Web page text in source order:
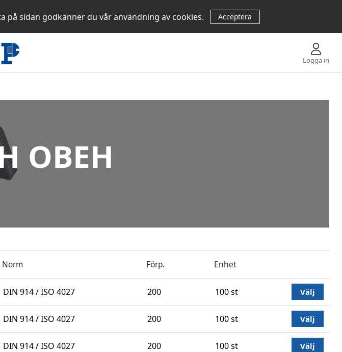
på sidan godkänner du vår användning av cookies. Acceptera
Logga in
OBEH
Norm Förp. Enhet
DIN 914 / ISO 4027 200 100 st Välj
DIN 914 / ISO 4027 200 100 st Välj
DIN 914 / ISO 4027 200 100 st Välj